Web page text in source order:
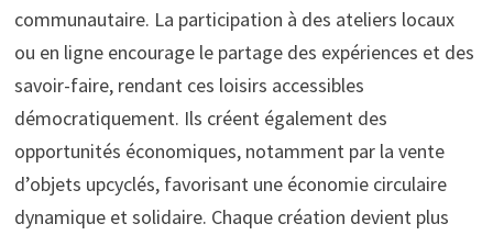
communautaire. La participation à des ateliers locaux
ou en ligne encourage le partage des expériences et des
savoir-faire, rendant ces loisirs accessibles
démocratiquement. Ils créent également des
opportunités économiques, notamment par la vente
d’objets upcyclés, favorisant une économie circulaire
dynamique et solidaire. Chaque création devient plus